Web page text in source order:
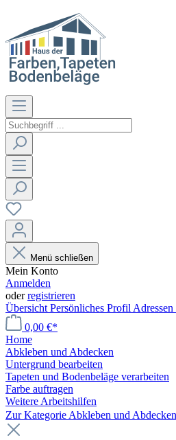
Menü schließen
Mein Konto
Anmelden
oderregistrieren
Übersicht Persönliches Profil Adressen
0,00 €*
Home
Abkleben und Abdecken
Untergrund bearbeiten
Tapeten und Bodenbeläge verarbeiten
Farbe auftragen
Weitere Arbeitshilfen
Zur Kategorie Abkleben und Abdecken